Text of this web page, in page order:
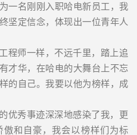
一名刚刚入职哈电新员工，我
坚定信念，体现出一位青年人
程师一样，不远千里，踏上追
才华，在哈电的大舞台上不忘
的自己。我要以他为榜样，成
优秀事迹深深地感染了我，更
和自豪，我会以榜样们为标